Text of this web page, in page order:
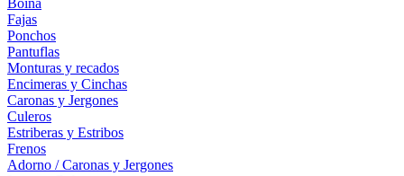
Boina
Fajas
Ponchos
Pantuflas
Monturas y recados
Encimeras y Cinchas
Caronas y Jergones
Culeros
Estriberas y Estribos
Frenos
Adorno / Caronas y Jergones